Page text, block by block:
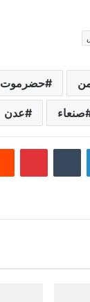
حضرموت
صنعاء عدن
لينكدإن بينتيريست